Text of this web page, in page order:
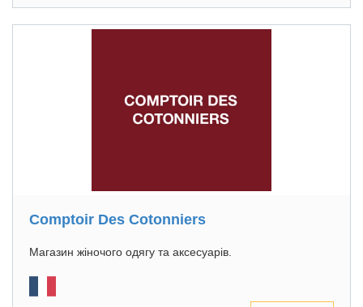
Comptoir Des Cotonniers
Магазин жіночого одягу та аксесуарів.